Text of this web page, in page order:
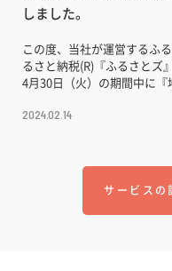
しました。
この度、当社が運営するふ
るさと納税(R)『ふるさとズ
4月30日（火）の期間中に『
2024.02.14
サービスの